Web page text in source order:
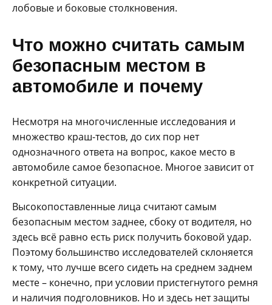
лобовые и боковые столкновения.
Что можно считать самым
безопасным местом в
автомобиле и почему
Несмотря на многочисленные исследования и
множество краш-тестов, до сих пор нет
однозначного ответа на вопрос, какое место в
автомобиле самое безопасное. Многое зависит от
конкретной ситуации.
Высокопоставленные лица считают самым
безопасным местом заднее, сбоку от водителя, но
здесь всё равно есть риск получить боковой удар.
Поэтому большинство исследователей склоняется
к тому, что лучше всего сидеть на среднем заднем
месте – конечно, при условии пристегнутого ремня
и наличия подголовников. Но и здесь нет защиты